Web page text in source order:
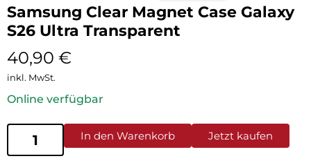
Samsung Clear Magnet Case Galaxy
S26 Ultra Transparent
40,90 €
inkl. MwSt.
Online verfügbar
In den Warenkorb Jetzt kaufen